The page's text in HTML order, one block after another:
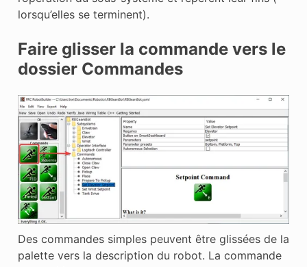
lorsqu’elles se terminent).
Faire glisser la commande vers le
dossier Commandes
Des commandes simples peuvent être glissées de la
palette vers la description du robot. La commande